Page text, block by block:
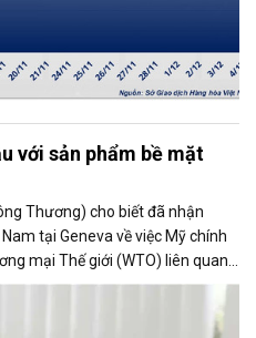
với sản phẩm bề mặt
Thương) cho biết đã nhận
tại Geneva về việc Mỹ chính
mại Thế giới (WTO) liên quan
tế Mỹ (USITC) khởi xướng điều
bề mặt thạch anh nhập khẩu